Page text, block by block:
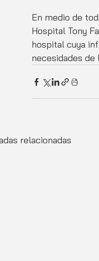
En medio de
Hospital Tony
hospital cuya
necesidades de
relacionadas